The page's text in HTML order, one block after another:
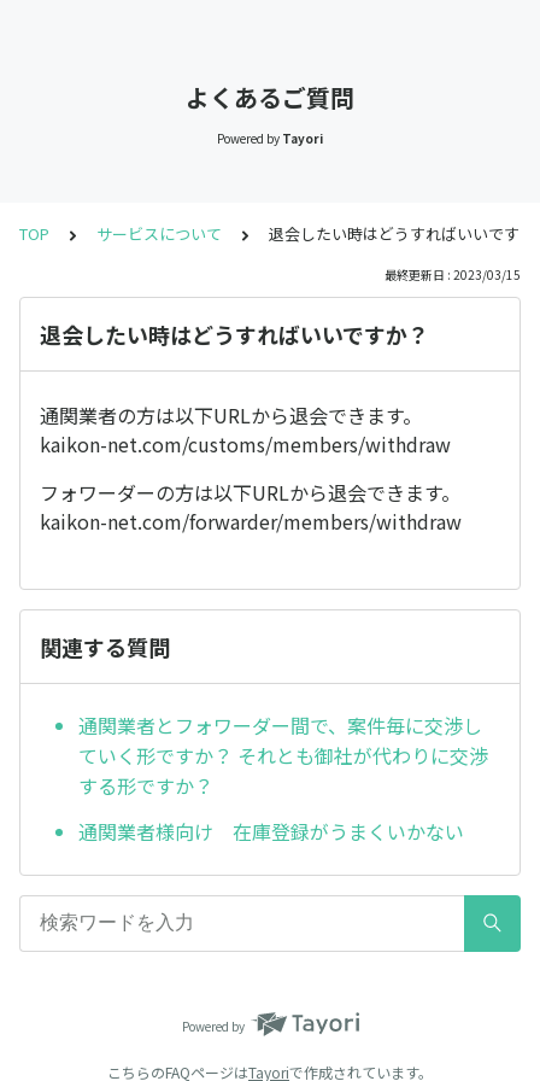
よくあるご質問
Powered by Tayori
TOP サービスについて 退会したい時はどうすればいいですか
最終更新日 : 2023/03/15
退会したい時はどうすればいいですか？
通関業者の方は以下URLから退会できます。
kaikon-net.com/customs/members/withdraw
フォワーダーの方は以下URLから退会できます。
kaikon-net.com/forwarder/members/withdraw
関連する質問
通関業者とフォワーダー間で、案件毎に交渉し
ていく形ですか？ それとも御社が代わりに交渉
する形ですか？
通関業者様向け 在庫登録がうまくいかない
Powered by
こちらのFAQページはTayoriで作成されています。